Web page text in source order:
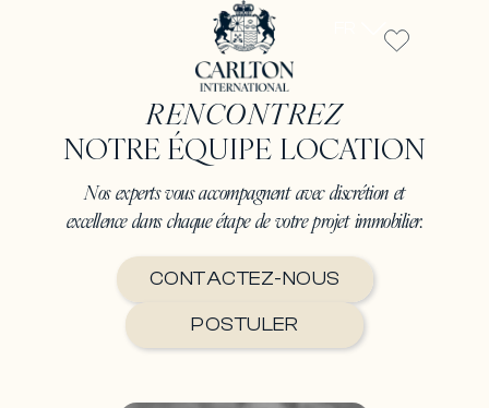
RENCONTREZ
NOTRE ÉQUIPE LOCATION
Nos experts vous accompagnent avec discrétion et
excellence dans chaque étape de votre projet immobilier.
CONTACTEZ-NOUS
POSTULER